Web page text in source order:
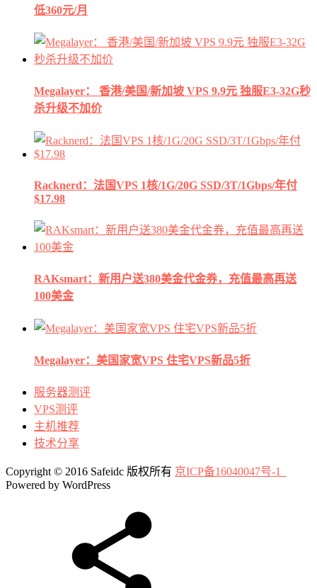
低360元/月
Megalayer： 香港/美国/新加坡 VPS 9.9元 独服E3-32G秒
杀升级不加价
Racknerd：法国VPS 1核/1G/20G SSD/3T/1Gbps/年付
$17.98
RAKsmart：新用户送380美金代金券，充值最高再送
100美金
Megalayer：美国家宽VPS 住宅VPS新品5折
服务器测评
VPS测评
主机推荐
技术分享
Copyright © 2016 Safeidc 版权所有 京ICP备16040047号-1
Powered by WordPress